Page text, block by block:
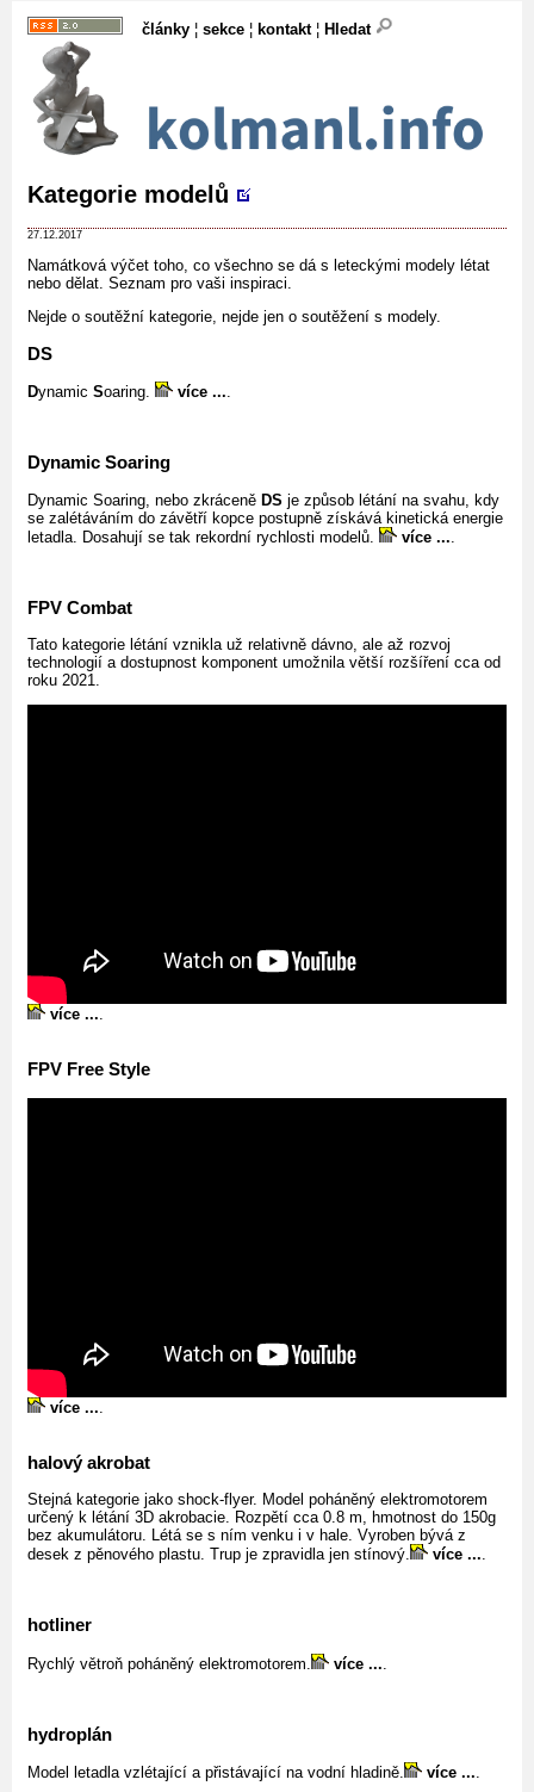
články ¦ sekce ¦ kontakt¦ Hledat
Kategorie modelů
27.12.2017
Namátková výčet toho, co všechno se dá s leteckými modely létat
nebo dělat. Seznam pro vaši inspiraci.
Nejde o soutěžní kategorie, nejde jen o soutěžení s modely.
DS
Dynamic Soaring. více ....
Dynamic Soaring
Dynamic Soaring, nebo zkráceně DS je způsob létání na svahu, kdy
se zalétáváním do závětří kopce postupně získává kinetická energie
letadla. Dosahují se tak rekordní rychlosti modelů.
více ...
FPV Combat
Tato kategorie létání vznikla už relativně dávno, ale až rozvoj
technologií a dostupnost komponent umožnila větší rozšíření cca od
roku 2021.
více ....
FPV Free Style
více ...
halový akrobat
Stejná kategorie jako shock-flyer. Model poháněný elektromotorem
určený k létání 3D akrobacie. Rozpětí cca 0.8 m, hmotnost do 150g
bez akumulátoru. Létá se s ním venku i v hale. Vyroben bývá z
desek z pěnového plastu. Trup je zpravidla jen stínový.
více ....
hotliner
Rychlý větroň poháněný elektromotorem. více ...
hydroplán
Model letadla vzlétající a přistávající na vodní hladině. více ...